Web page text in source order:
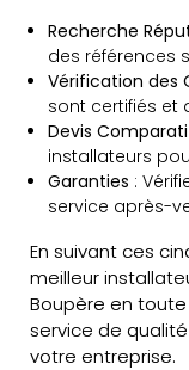
Recherche
des références
Vérification des
sont certifiés et
Devis
installateurs
Garanties :
service après-
En suivant ces
meilleur
Boupère en
service de
votre entreprise.